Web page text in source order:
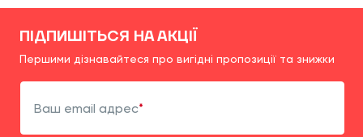
ПІДПИШІТЬСЯ НА АКЦІЇ
Першими дізнавайтеся про вигідні пропозиції та знижки
Ваш email адрес